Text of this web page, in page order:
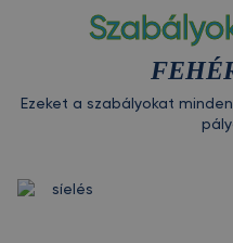
Ezeket a szabályokat
síelés